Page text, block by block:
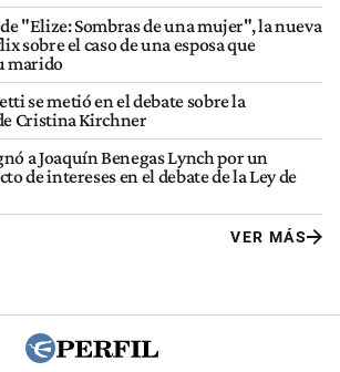
"Elize: Sombras de una mujer", la nueva
sobre el caso de una esposa que
marido
se metió en el debate sobre la
Cristina Kirchner
a Joaquín Benegas Lynch por un
de intereses en el debate de la Ley de
VER MÁS